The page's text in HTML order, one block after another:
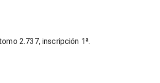
2.737, inscripción 1ª.